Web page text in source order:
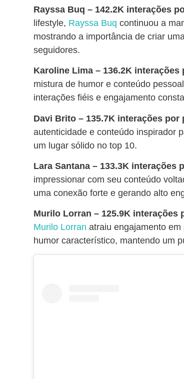
Rayssa Buq – 142.2K interações
lifestyle, Rayssa Buq continuou a
mostrando a importância de criar
seguidores.
Karoline Lima – 136.2K interações
mistura de humor e conteúdo
interações fiéis e engajamento
Davi Brito – 135.7K interações por
autenticidade e conteúdo inspirador
um lugar sólido no top 10.
Lara Santana – 133.3K interações
impressionar com seu conteúdo
uma conexão forte e gerando alto
Murilo Lorran – 125.9K interações
Murilo Lorran atraiu engajamento
humor característico, mantendo um